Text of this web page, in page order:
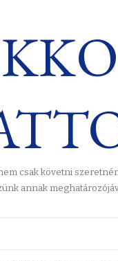
csak követni
annak